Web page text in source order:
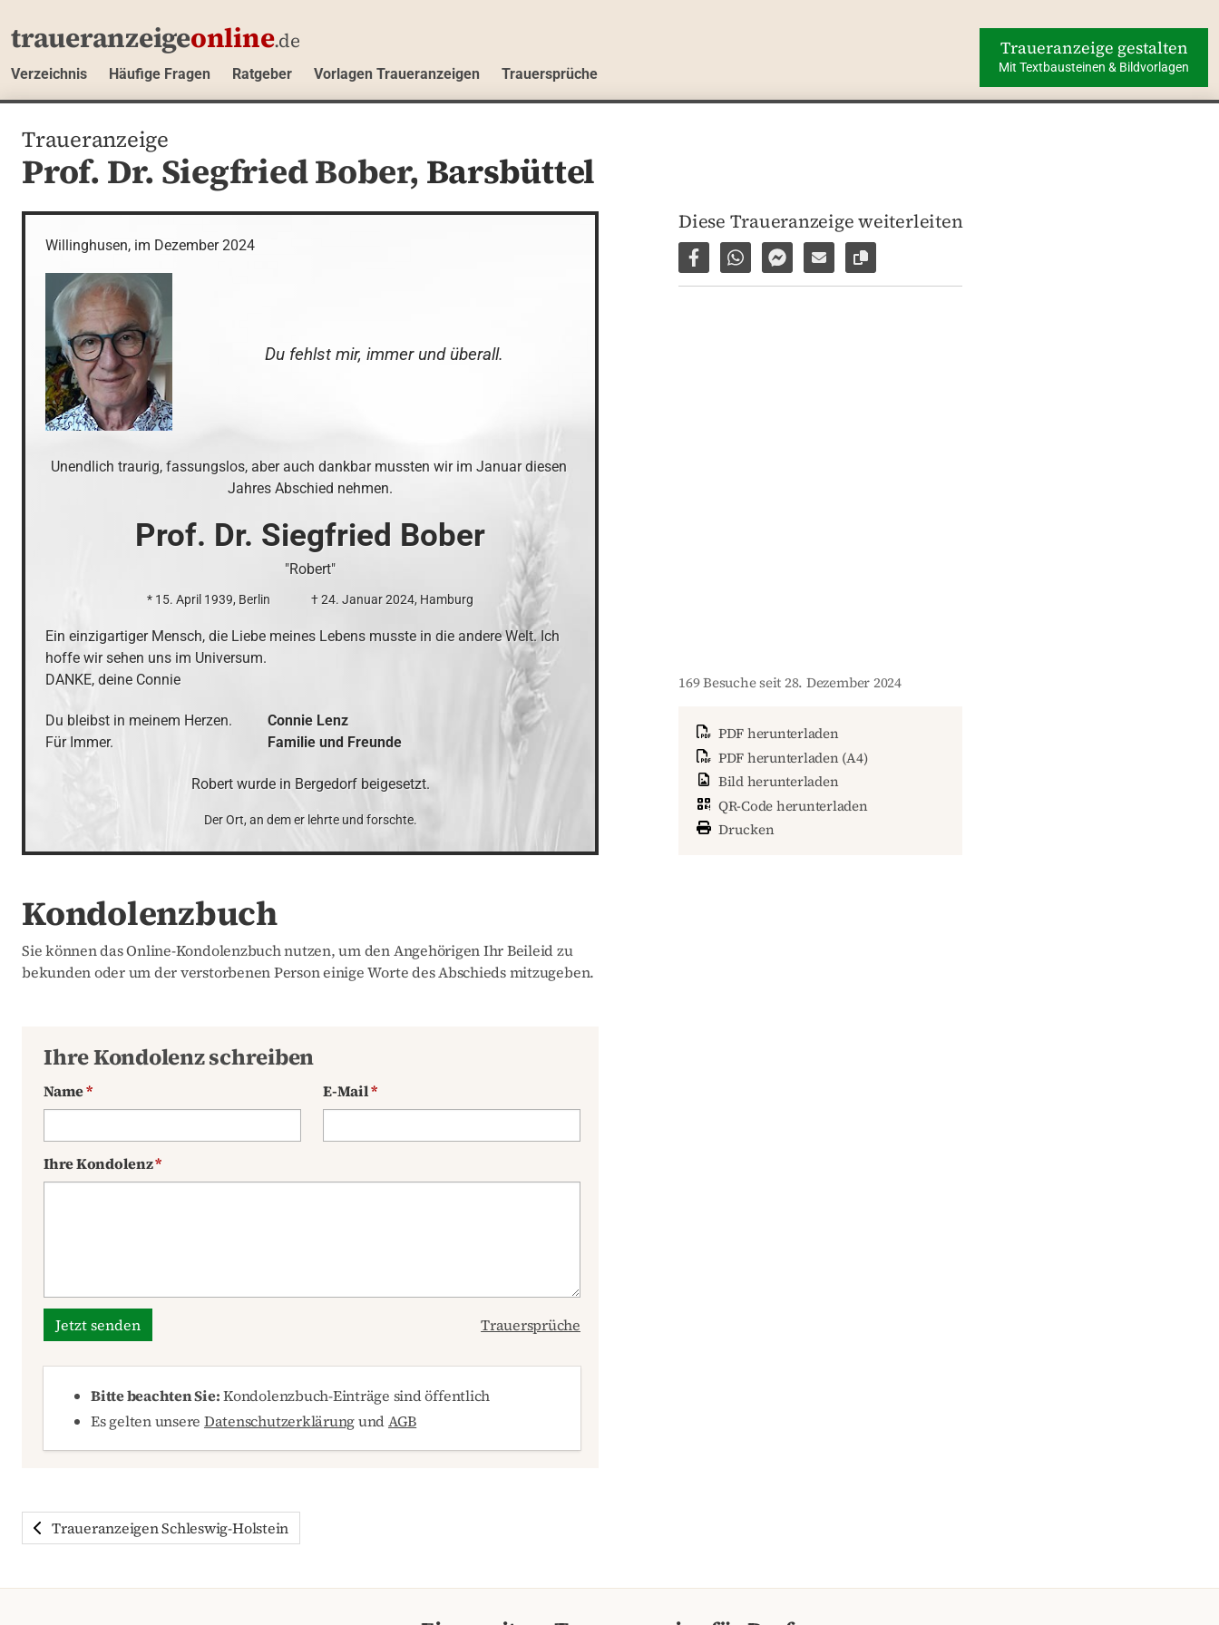
traueranzeigeonline.de
Verzeichnis Häufige Fragen Ratgeber Vorlagen Traueranzeigen Trauersprüche
Traueranzeige gestalten
Mit Textbausteinen & Bildvorlagen
Traueranzeige
Prof. Dr. Siegfried Bober, Barsbüttel
Willinghusen, im Dezember 2024
Du fehlst mir, immer und überall.
Unendlich traurig, fassungslos, aber auch dankbar mussten wir im Januar diesen
Jahres Abschied nehmen.
Prof. Dr. Siegfried Bober
"Robert"
* 15. April 1939, Berlin † 24. Januar 2024, Hamburg
Ein einzigartiger Mensch, die Liebe meines Lebens musste in die andere Welt. Ich
hoffe wir sehen uns im Universum.
DANKE, deine Connie
Du bleibst in meinem Herzen.
Für Immer.
Connie Lenz
Familie und Freunde
Robert wurde in Bergedorf beigesetzt.
Der Ort, an dem er lehrte und forschte.
Diese Traueranzeige weiterleiten
Auf Facebook teilen
Per WhatsApp weiterleiten
Per Facebook Messenger weiterleiten
Per E-Mail versenden
Link zur Seite kopieren
169 Besuche seit 28. Dezember 2024
PDF herunterladen
PDF herunterladen (A4)
Bild herunterladen
QR-Code herunterladen
Drucken
Kondolenzbuch
Sie können das Online-Kondolenzbuch nutzen, um den Angehörigen Ihr Beileid zu
bekunden oder um der verstorbenen Person einige Worte des Abschieds mitzugeben.
Ihre Kondolenz schreiben
Name* E-Mail*
Ihre Kondolenz*
Jetzt senden Trauersprüche
Bitte beachten Sie:Kondolenzbuch-Einträge sind öffentlich
Es gelten unsere DatenschutzerklärungundAGB
Traueranzeigen Schleswig-Holstein